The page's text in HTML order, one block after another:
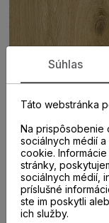
PARAMETRE
Súhlas
Táto webstránka
Na prispôsobenie
sociálnych médií
cookie.
stránky,
sociálnych médií,
príslušné
ste im poskytli
ich služby.